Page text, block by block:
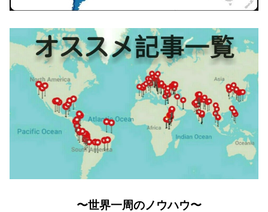
〜世界一周のノウハウ〜